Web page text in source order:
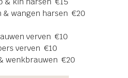
& wangen harsen €20
verven €10
verven €10
wenkbrauwen €20